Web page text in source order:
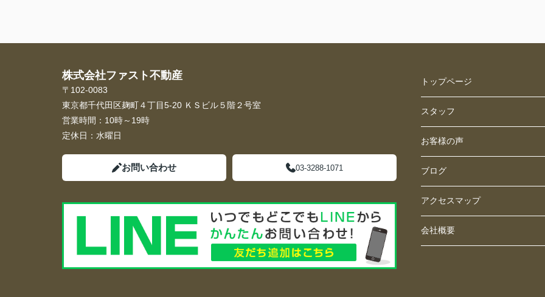
株式会社ファスト不動産
〒102-0083
東京都千代田区麹町４丁目5-20 ＫＳビル５階２号室
営業時間： 10時～19時
定休日： 水曜日
お問い合わせ 03-3288-1071
トップページ
スタッフ
お客様の声
ブログ
アクセスマップ
会社概要